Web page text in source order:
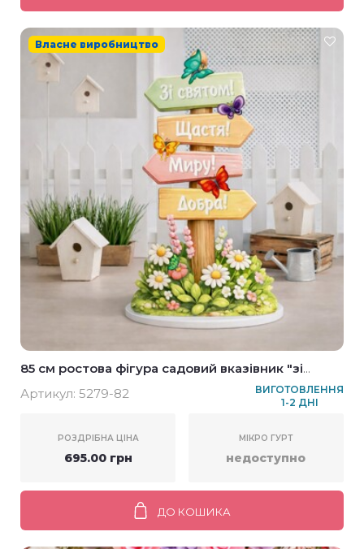
Власне виробництво
85 см ростова фігура садовий вказівник "зі
святом"
Артикул: 5279-82
ВИГОТОВЛЕННЯ
1-2 ДНІ
РОЗДРІБНА ЦІНА
695.00 грн
МІКРО ГУРТ
недоступно
ДО КОШИКА